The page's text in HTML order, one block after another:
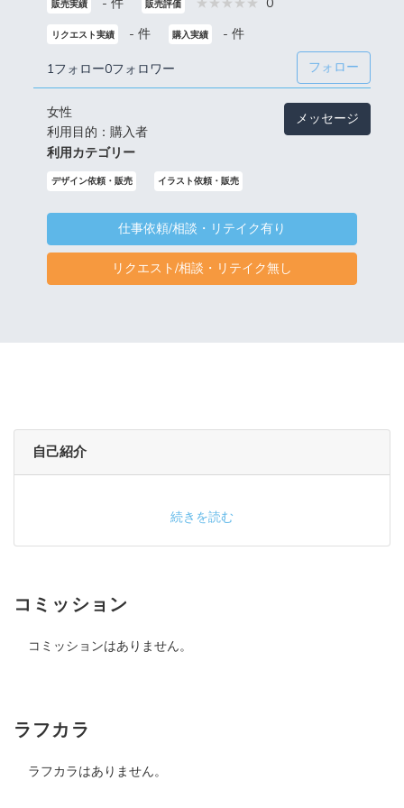
販売実績 販売評価
リクエスト実績 - 件 購入実績 - 件
1フォロー0フォロワー フォロー
女性
利用目的：購入者
メッセージ
利用カテゴリー
デザイン依頼・販売 イラスト依頼・販売
仕事依頼/相談・リテイク有り
リクエスト/相談・リテイク無し
自己紹介
続きを読む
コミッション
コミッションはありません。
ラフカラ
ラフカラはありません。